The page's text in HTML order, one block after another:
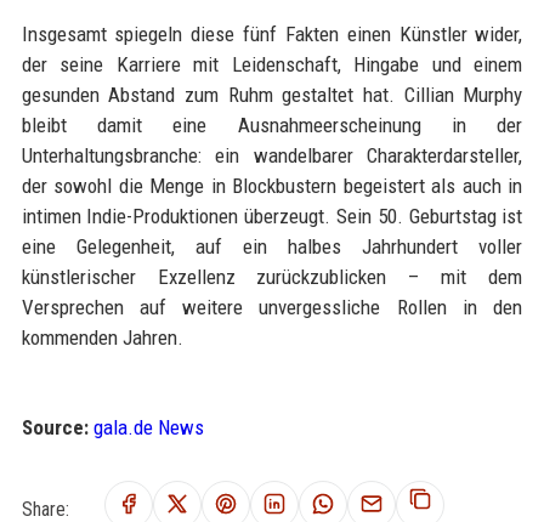
Insgesamt spiegeln diese fünf Fakten einen Künstler wider,
der seine Karriere mit Leidenschaft, Hingabe und einem
gesunden Abstand zum Ruhm gestaltet hat. Cillian Murphy
bleibt damit eine Ausnahmeerscheinung in der
Unterhaltungsbranche: ein wandelbarer Charakterdarsteller,
der sowohl die Menge in Blockbustern begeistert als auch in
intimen Indie-Produktionen überzeugt. Sein 50. Geburtstag ist
eine Gelegenheit, auf ein halbes Jahrhundert voller
künstlerischer Exzellenz zurückzublicken – mit dem
Versprechen auf weitere unvergessliche Rollen in den
kommenden Jahren.
Source: gala.de News
Share: